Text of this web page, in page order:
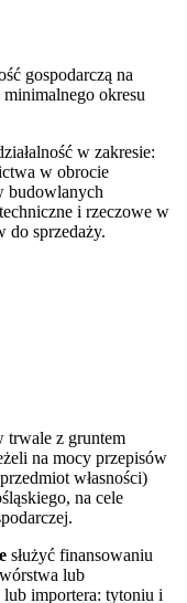
gospodarczą na
okresu
w zakresie:
w obrocie
budowlanych
i rzeczowe w
do sprzedaży.
trwale z gruntem
na mocy przepisów
własności)
na cele
służyć finansowaniu
lub
importera: tytoniu i